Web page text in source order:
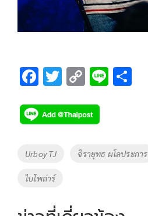
F
e
b
o
o
k
T
tt
er
C
p
y
Li
Li
Tags
Urboy TJ จิรายุทธ ผโลประการ
ไบโพล่าร์